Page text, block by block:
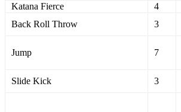
Katana Fierce
4
Back Roll Throw
3
Jump 7
Slide Kick
3